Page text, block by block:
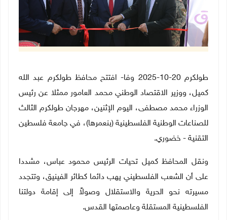
طولكرم 20-10-2025 وفا- افتتح محافظ طولكرم عبد الله
كميل، ووزير الاقتصاد الوطني محمد العامور ممثلا عن رئيس
الوزراء محمد مصطفى، اليوم الإثنين، مهرجان طولكرم الثالث
للصناعات الوطنية الفلسطينية (بنعمرها)، في جامعة فلسطين
التقنية - خضوري.
ونقل المحافظ كميل تحيات الرئيس محمود عباس، مشددا
على أن الشعب الفلسطيني يهب دائما كطائر الفينيق، وتتجدد
مسيرته نحو الحرية والاستقلال وصولاً إلى إقامة دولتنا
الفلسطينية المستقلة وعاصمتها القدس.